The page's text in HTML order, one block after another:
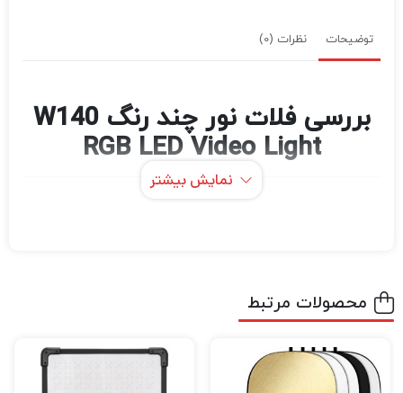
توضیحات نظرات (0)
بررسی فلات نور چند رنگ W140
RGB LED Video Light
اجازه می دهد به سرعت و به طور مداوم الهام
بگیرید.
حالت دمای دو رنگ سرد و گرم: تنظیم دمای رنگ
گسترده 2500K-9000K، تنظیم پله، شما می
نمایش بیشتر
محصولات مرتبط